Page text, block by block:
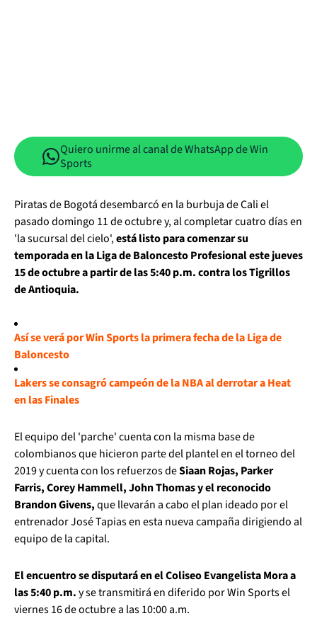
Quiero unirme al canal de WhatsApp de Win
Sports
Piratas de Bogotá desembarcó en la burbuja de Cali el
pasado domingo 11 de octubre y, al completar cuatro días en
'la sucursal del cielo',está listo para comenzar su
temporada en la Liga de Baloncesto Profesional este jueves
15 de octubre a partir de las 5:40 p.m. contra los Tigrillos
de Antioquia.
Así se verá por Win Sports la primera fecha de la Liga de
Baloncesto
Lakers se consagró campeón de la NBA al derrotar a Heat
en las Finales
El equipo del 'parche' cuenta con la misma base de
colombianos que hicieron parte del plantel en el torneo del
2019 y cuenta con los refuerzos deSiaan Rojas, Parker
Farris, Corey Hammell, John Thomas y el reconocido
Brandon Givens,que llevarán a cabo el plan ideado por el
entrenador José Tapias en esta nueva campaña dirigiendo al
equipo de la capital.
El encuentro se disputará en el Coliseo Evangelista Mora a
las 5:40 p.m.y se transmitirá en diferido por Win Sports el
viernes 16 de octubre a las 10:00 a.m.